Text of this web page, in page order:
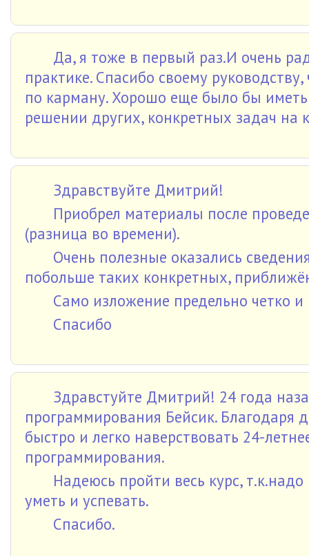
Да, я тоже в первый раз.И очень
практике. Спасибо своему
по карману. Хорошо еще было бы
решении других, конкретных задач на
Здравствуйте Дмитрий!
Приобрел материалы после
(разница во времени).
Очень полезные оказались
побольше таких конкретных,
Само изложение предельно четко и
Спасибо
Здравстуйте Дмитрий! 24 года
программирования Бейсик. Благодаря
быстро и легко наверствовать 24-
программирования.
Надеюсь пройти весь курс,
уметь и успевать.
Спасибо.